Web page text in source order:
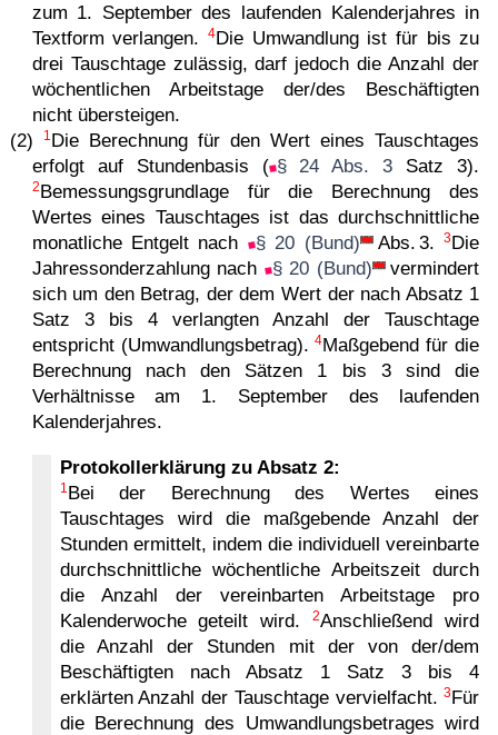
zum 1. September des laufenden Kalenderjahres in
Textform verlangen.
4Die Umwandlung ist für bis zu
drei Tauschtage zulässig, darf jedoch die Anzahl der
wöchentlichen Arbeitstage der/des Beschäftigten
nicht übersteigen.
(2)
1 Die Berechnung für den Wert eines Tauschtages
erfolgt auf Stundenbasis ( § 24 Abs. 3 Satz 3).
2Bemessungsgrundlage für die Berechnung des
Wertes eines Tauschtages ist das durchschnittliche
monatliche Entgelt nach
§ 20 (Bund) Abs. 3.3Die
Jahressonderzahlung nach
§ 20 (Bund)
vermindert
sich um den Betrag, der dem Wert der nach Absatz 1
Satz 3 bis 4 verlangten Anzahl der Tauschtage
entspricht (Umwandlungsbetrag).4Maßgebend für die
Berechnung nach den Sätzen 1 bis 3 sind die
Verhältnisse am 1. September des laufenden
Kalenderjahres.
Protokollerklärung zu Absatz 2:
1 Bei der Berechnung des Wertes eines
Tauschtages wird die maßgebende Anzahl der
Stunden ermittelt, indem die individuell vereinbarte
durchschnittliche wöchentliche Arbeitszeit durch
die Anzahl der vereinbarten Arbeitstage pro
Kalenderwoche geteilt wird.2Anschließend wird
die Anzahl der Stunden mit der von der/dem
Beschäftigten nach Absatz 1 Satz 3 bis 4
erklärten Anzahl der Tauschtage vervielfacht.3Für
die Berechnung des Umwandlungsbetrages wird